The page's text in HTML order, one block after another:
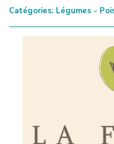
Catégories: Légumes -